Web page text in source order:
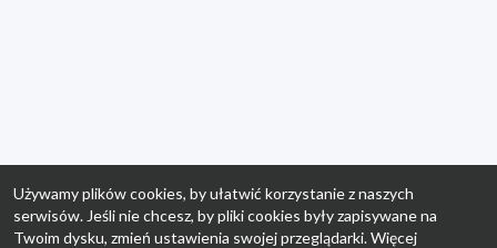
Używamy plików cookies, by ułatwić korzystanie z naszych
serwisów. Jeśli nie chcesz, by pliki cookies były zapisywane na
Twoim dysku, zmień ustawienia swojej przeglądarki. Więcej